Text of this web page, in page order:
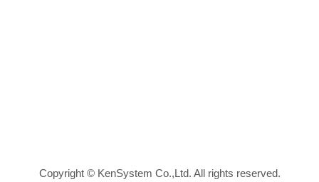
Copyright © KenSystem Co.,Ltd. All rights reserved.